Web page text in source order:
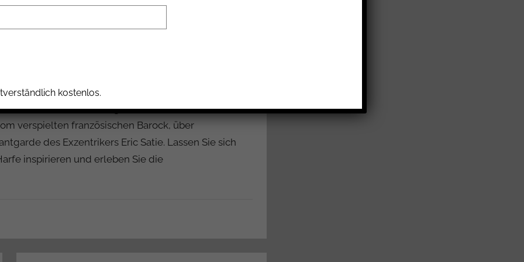
verführerisch….
dem Duo Gudrun Wagner (Flöte) und Konstanze
verspielten französischen Barock, über
des Exzentrikers Eric Satie. Lassen Sie sich
inspirieren und erleben Sie die
kostenlos.